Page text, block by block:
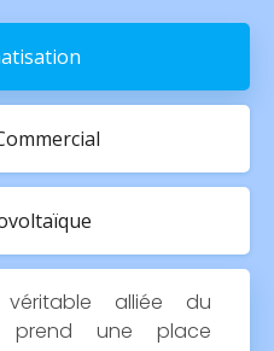
alliée du
prend une place